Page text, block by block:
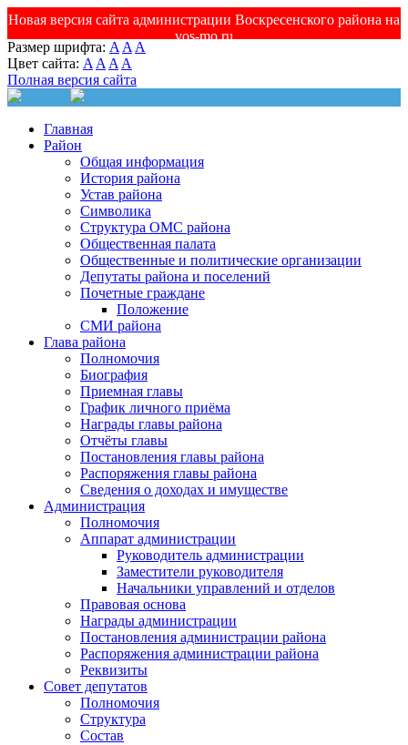
Новая версия сайта администрации Воскресенского района на
vos-mo.ru
Размер шрифта: A A A
Цвет сайта: A A A A
Полная версия сайта
Главная
Район
Общая информация
История района
Устав района
Символика
Структура ОМС района
Общественная палата
Общественные и политические организации
Депутаты района и поселений
Почетные граждане
Положение
СМИ района
Глава района
Полномочия
Биография
Приемная главы
График личного приёма
Награды главы района
Отчёты главы
Постановления главы района
Распоряжения главы района
Сведения о доходах и имуществе
Администрация
Полномочия
Аппарат администрации
Руководитель администрации
Заместители руководителя
Начальники управлений и отделов
Правовая основа
Награды администрации
Постановления администрации района
Распоряжения администрации района
Реквизиты
Совет депутатов
Полномочия
Структура
Состав